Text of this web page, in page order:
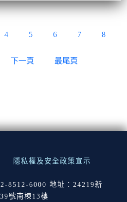
4 5 6 7 8
下一頁 最尾頁
隱私權及安全政策宣示
8512-6000 地址：24219新
號南棟13樓